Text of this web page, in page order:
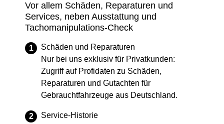
Vor allem Schäden, Reparaturen und
Services, neben Ausstattung und
Tachomanipulations-Check
Schäden und Reparaturen
Nur bei uns exklusiv für Privatkunden:
Zugriff auf Profidaten zu Schäden,
Reparaturen und Gutachten für
Gebrauchtfahrzeuge aus Deutschland.
Service-Historie